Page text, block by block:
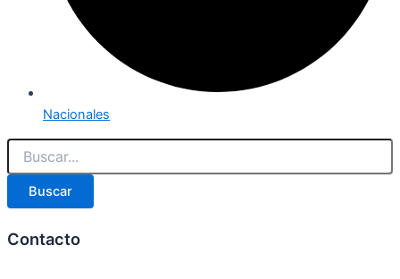
Nacionales
Buscar
Contacto